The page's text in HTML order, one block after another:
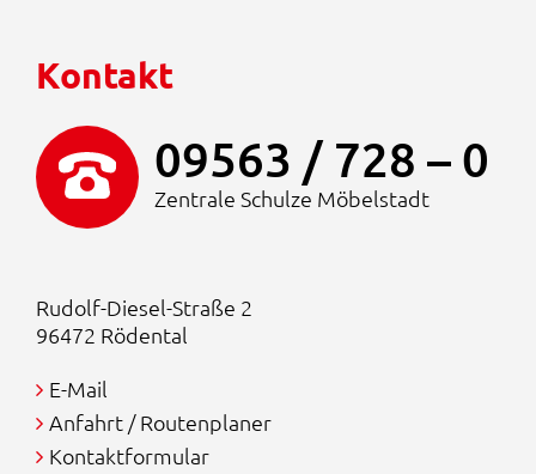
Kontakt
09563 / 728 – 0
Zentrale Schulze Möbelstadt
Rudolf-Diesel-Straße 2
96472 Rödental
E-Mail
Anfahrt / Routenplaner
Kontaktformular